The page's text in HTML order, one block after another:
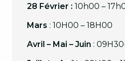
28 Février : 10h00 –
Mars : 10H00 – 18H00
Avril – Mai – Juin :